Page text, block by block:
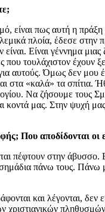
είναι πως αυτή η
πλοία, έδεσε στην
Είναι γέννημα
τουλάχιστον έχουν
για αυτούς. Όμως δεν
στα «καλά» τα
Να ζήσουμε τους
μας. Στην ψυχή
Που αποδίδονται οι
πέφτουν στην
πάνω τους.
και λέγονται,
χριστιανικών